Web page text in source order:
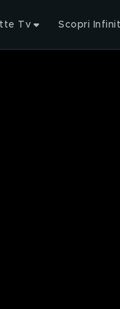
Tv Scopri